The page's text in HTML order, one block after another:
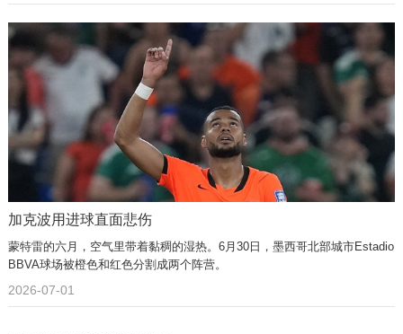
加克波用进球直面悲伤
蒙特雷的六月，空气里带着黏稠的湿热。6月30日，墨西哥北部城市Estadio
BBVA球场被橙色和红色分割成两个阵营。
2026-07-01